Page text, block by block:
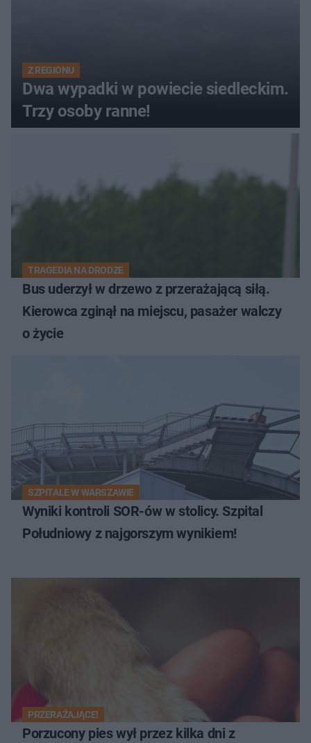
Z REGIONU
Dwa wypadki w powiecie siedleckim.
Trzy osoby ranne!
TRAGEDIA NA DRODZE
Bus uderzył w drzewo z przerażającą siłą.
Kierowca zginął na miejscu, pasażer walczy
o życie
SZPITALE W WARSZAWIE
Wyniki kontroli SOR-ów w stolicy. Szpital
Południowy z najgorszym wynikiem!
PRZERAŻAJĄCE!
Porzucony pies wył przez kilka dni z